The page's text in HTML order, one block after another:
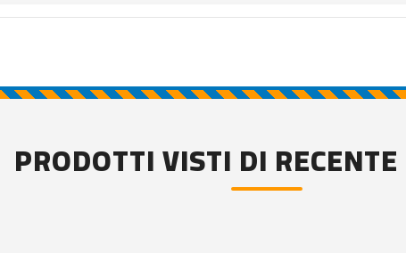
PRODOTTI VISTI DI RECENTE